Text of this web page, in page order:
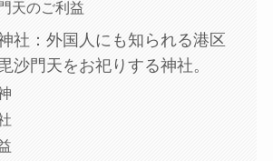
天のご利益
社：外国人にも知られる港区
沙門天をお祀りする神社。